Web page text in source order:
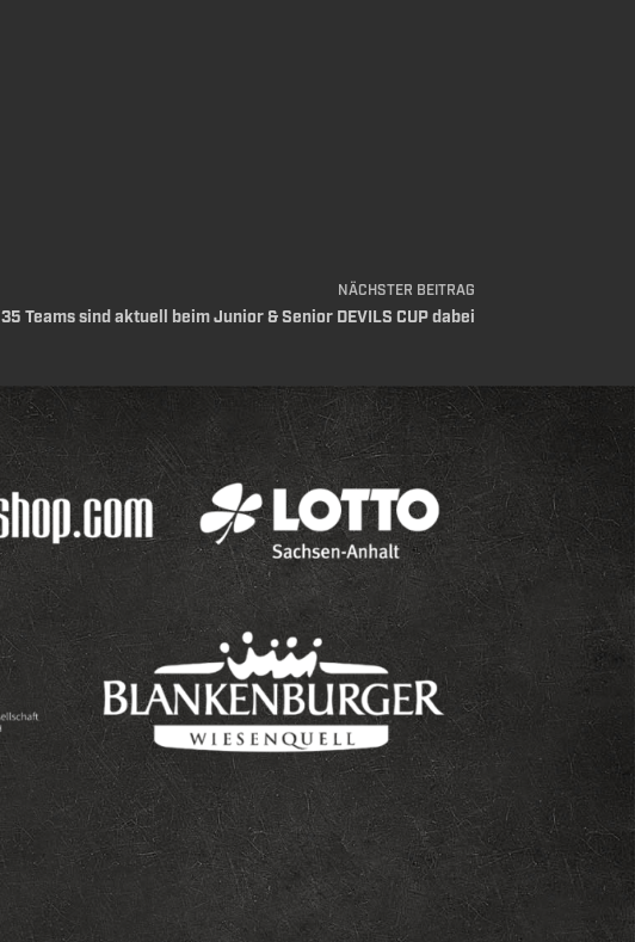
NÄCHSTER BEITRAG
35 Teams sind aktuell beim Junior & Senior DEVILS CUP dabei